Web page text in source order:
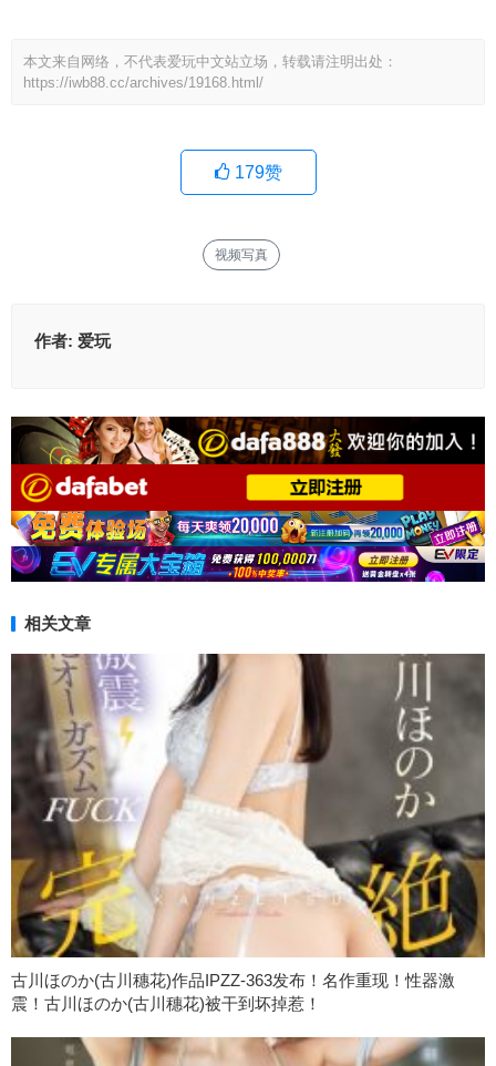
本文来自网络，不代表爱玩中文站立场，转载请注明出处：
https://iwb88.cc/archives/19168.html/
179赞
视频写真
作者: 爱玩
相关文章
古川ほのか(古川穗花)作品IPZZ-363发布！名作重现！性器激
震！古川ほのか(古川穗花)被干到坏掉惹！